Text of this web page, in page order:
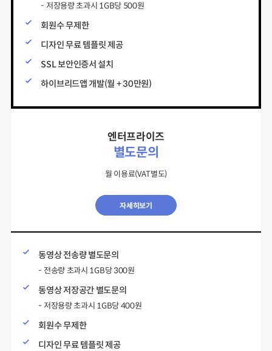
- 저장용량 초과시 1GB당 500원
회원수 무제한
디자인 무료 템플릿 제공
SSL 보안인증서 설치
하이브리드앱 개발(월 + 30만원)
엔터프라이즈
별도문의
월 이용료(VAT별도)
자세히보기
동영상 전송량 별도문의
- 전송량 초과시 1GB당 300원
동영상 저장공간 별도문의
- 저장용량 초과시 1GB당 400원
회원수 무제한
디자인 무료 템플릿 제공